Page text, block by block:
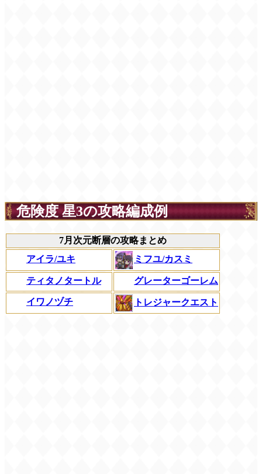
危険度 星3の攻略編成例
7月次元断層の攻略まとめ
アイラ/ユキ
ミフユ/カスミ
ティタノタートル グレーターゴーレム
イワノヅチ トレジャークエスト